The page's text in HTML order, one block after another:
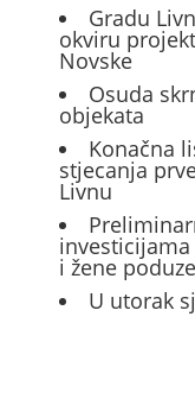
Gradu
okviru
Novske
Osuda
objekata
Konačna
stjecanja
Livnu
i žene
U utorak